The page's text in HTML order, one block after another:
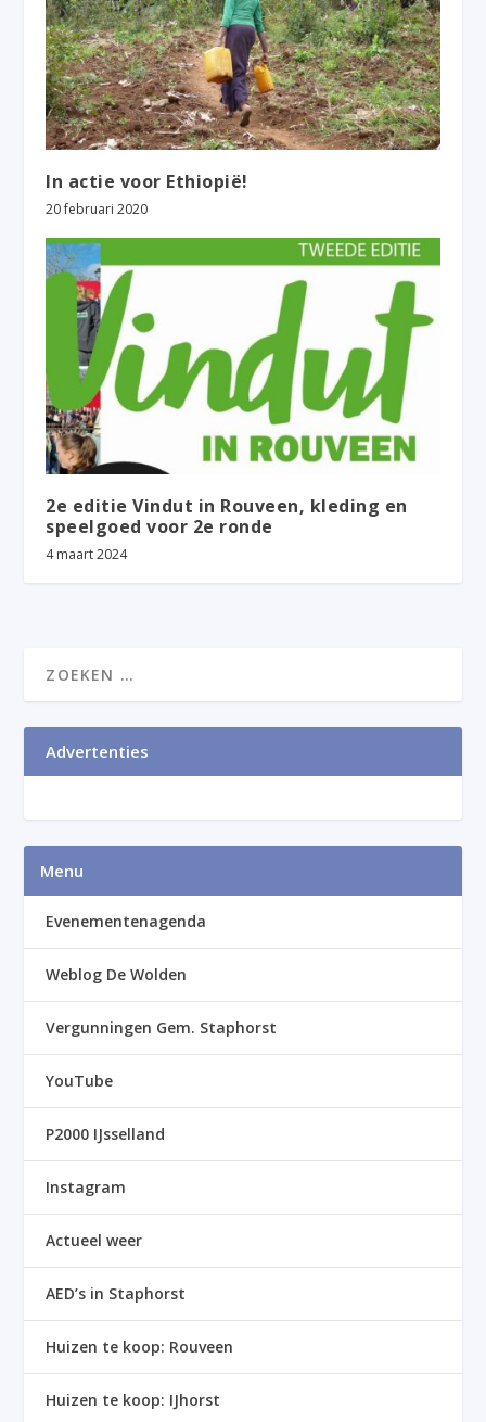
In actie voor Ethiopië!
20 februari 2020
2e editie Vindut in Rouveen, kleding en
speelgoed voor 2e ronde
4 maart 2024
Advertenties
Menu
Evenementenagenda
Weblog De Wolden
Vergunningen Gem. Staphorst
YouTube
P2000 IJsselland
Instagram
Actueel weer
AED’s in Staphorst
Huizen te koop: Rouveen
Huizen te koop: IJhorst